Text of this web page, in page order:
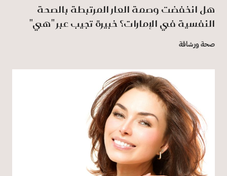
هل انخفضت وصمة العار المرتبطة بالصحة
النفسية في الإمارات؟ خبيرة تجيب عبر "هي"
صحة ورشاقة